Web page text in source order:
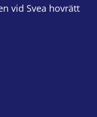
vid Svea hovrätt